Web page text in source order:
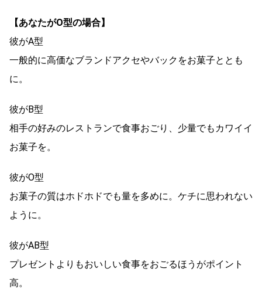
【あなたがO型の場合】
彼がA型
一般的に高価なブランドアクセやバックをお菓子ととも
に。
彼がB型
相手の好みのレストランで食事おごり、少量でもカワイイ
お菓子を。
彼がO型
お菓子の質はホドホドでも量を多めに。ケチに思われない
ように。
彼がAB型
プレゼントよりもおいしい食事をおごるほうがポイント
高。